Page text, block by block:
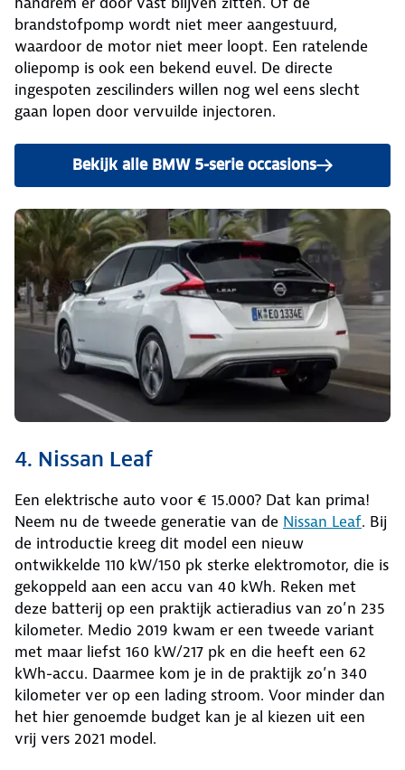
brandstofpomp wordt niet meer aangestuurd,
waardoor de motor niet meer loopt. Een ratelende
oliepomp is ook een bekend euvel. De directe
ingespoten zescilinders willen nog wel eens slecht
gaan lopen door vervuilde injectoren.
Bekijk alle BMW 5-serie occasions
4. Nissan Leaf
Een elektrische auto voor € 15.000? Dat kan prima!
Neem nu de tweede generatie van de Nissan Leaf. Bij
de introductie kreeg dit model een nieuw
ontwikkelde 110 kW/150 pk sterke elektromotor, die is
gekoppeld aan een accu van 40 kWh. Reken met
deze batterij op een praktijk actieradius van zo’n 235
kilometer. Medio 2019 kwam er een tweede variant
met maar liefst 160 kW/217 pk en die heeft een 62
kWh-accu. Daarmee kom je in de praktijk zo’n 340
kilometer ver op een lading stroom. Voor minder dan
het hier genoemde budget kan je al kiezen uit een
vrij vers 2021 model.